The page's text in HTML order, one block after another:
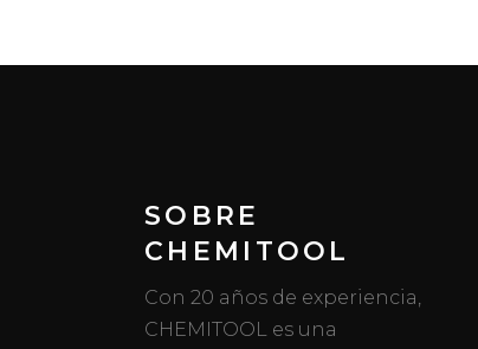
SOBRE
CHEMITOOL
Con 20 años de experiencia,
CHEMITOOL es una